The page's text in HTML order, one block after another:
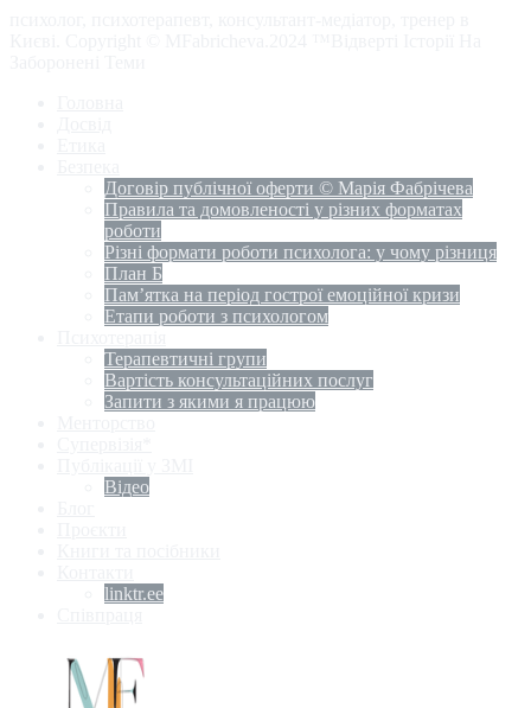
Договір публічної оферти © Марія Фабрічева
Правила та домовленості у різних форматах
роботи
Різні формати роботи психолога: у чому різниця
План Б
Пам’ятка на період гострої емоційної кризи
Етапи роботи з психологом
Терапевтичні групи
Вартість консультаційних послуг
Запити з якими я працюю
Відео
linktr.ee